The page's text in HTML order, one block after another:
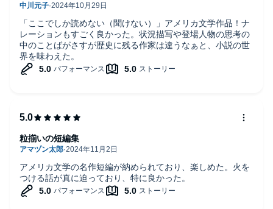
「ここでしか読めない（聞けない）」アメリカ文学作品！ナ
レーションもすごく良かった。状況描写や登場人物の思考の
中のことばがさすが歴史に残る作家は違うなぁと、小説の世
界を味わえた。
アメリカ文学の名作短編が納められており、楽しめた。火を
つける話が真に迫っており、特に良かった。
粒揃いの短編集